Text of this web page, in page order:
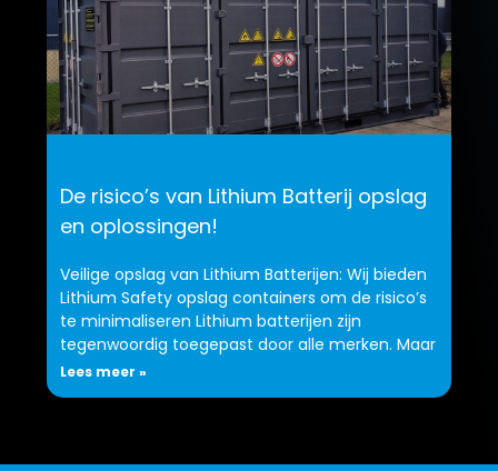
De risico’s van Lithium Batterij opslag
en oplossingen!
Veilige opslag van Lithium Batterijen: Wij bieden
Lithium Safety opslag containers om de risico’s
te minimaliseren Lithium batterijen zijn
tegenwoordig toegepast door alle merken. Maar
Lees meer »